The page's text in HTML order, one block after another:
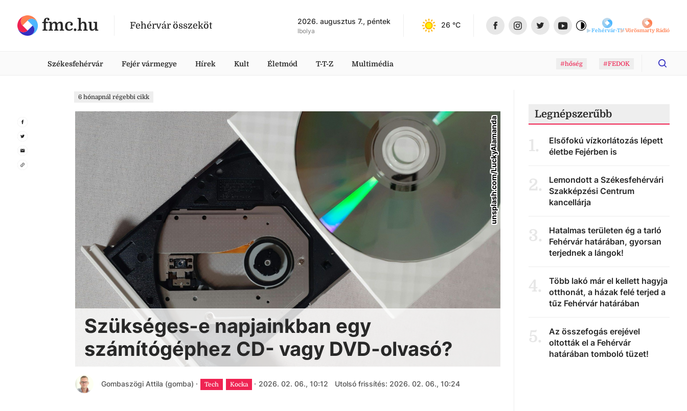
fmc.hu Fehérvár összeköt 2026. augusztus 7., péntek
Ibolya
26 °C
Fehérvár-TVVörösmarty Rádió
Székesfehérvár Fejér vármegye Hírek Kult Életmód T-T-Z Multimédia #hőség #FEDOK
6 hónapnál régebbi cikk
unsplash.com/LuckyAlamanda
Szükséges-e napjainkban egy
számítógéphez CD- vagy DVD-olvasó?
Gombaszögi Attila (gomba) · Tech Kocka · 2026. 02. 06., 10:12 Utolsó frissítés: 2026. 02. 06., 10:24
Legnépszerűbb
1.
Elsőfokú vízkorlátozás lépett
életbe Fejérben is
2.
Lemondott a Székesfehérvári
Szakképzési Centrum
kancellárja
3.
Hatalmas területen ég a tarló
Fehérvár határában, gyorsan
terjednek a lángok!
4.
Több lakó már el kellett hagyja
otthonát, a házak felé terjed a
tűz Fehérvár határában
5.
Az összefogás erejével
oltották el a Fehérvár
határában tomboló tüzet!